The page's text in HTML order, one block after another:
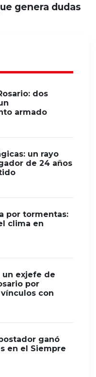
genera dudas
dos
armado
un rayo
de 24 años
por tormentas:
clima en
un exjefe de
por
con
ganó
en el Siempre